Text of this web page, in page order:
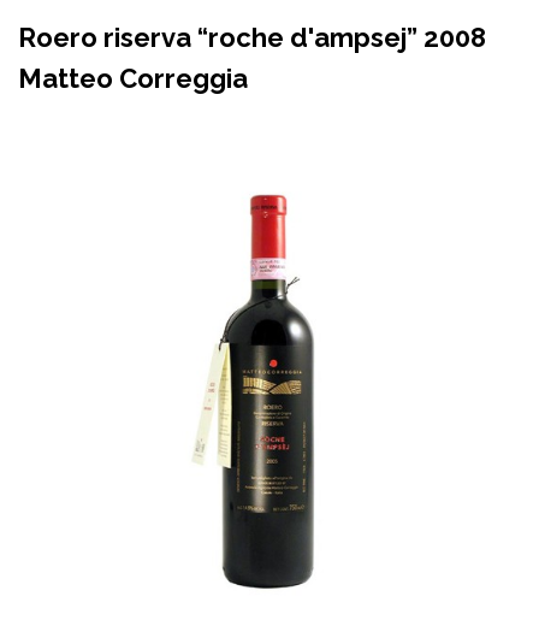
Roero riserva “roche d'ampsej” 2008
Matteo Correggia